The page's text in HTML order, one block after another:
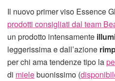
Il nuovo primer viso Essence
prodotti consigliati dal team
un prodotto intensamente
leggerissima e dall’azione
per chi ama tendenze tipo la
di mielebuonissimo (